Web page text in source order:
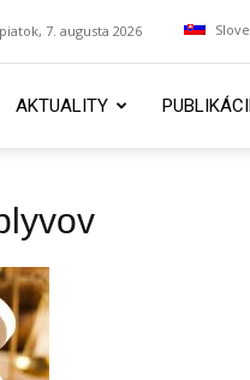
piatok, 7. augusta 2026
AKTUALITY